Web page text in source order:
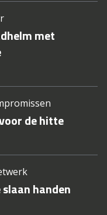
met
de hitte
slaan handen